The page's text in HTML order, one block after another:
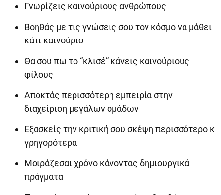
Γνωρίζεις καινούριους ανθρώπους
Βοηθάς με τις γνώσεις σου τον κόσμο να μάθει
κάτι καινούριο
Θα σου πω το “κλισέ” κάνεις καινούριους
φίλους
Αποκτάς περισσότερη εμπειρία στην
διαχείριση μεγάλων ομάδων
Εξασκείς την κριτική σου σκέψη περισσότερο κ
γρηγορότερα
Μοιράζεσαι χρόνο κάνοντας δημιουργικά
πράγματα